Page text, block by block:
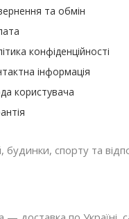
та обмін
конфіденційності
інформація
користувача
спорту та